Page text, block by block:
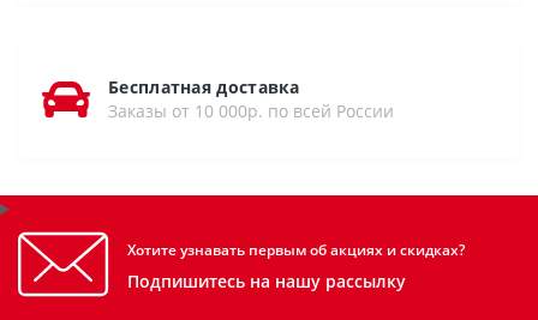
Бесплатная доставка
Заказы от 10 000р. по всей России
Хотите узнавать первым об акциях и скидках?
Подпишитесь на нашу рассылку